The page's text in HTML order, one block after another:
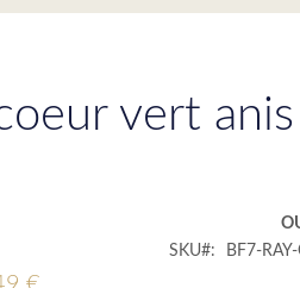
vert
SKU
BF7-RAY-